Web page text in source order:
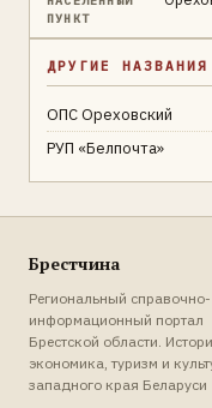
ПУНКТ
ДРУГИЕ НАЗВАНИЯ
ОПС Ореховский
РУП «Белпочта»
Брестчина
Региональный справочно-
информационный портал
Брестской области.
экономика, туризм и
западного края Беларуси